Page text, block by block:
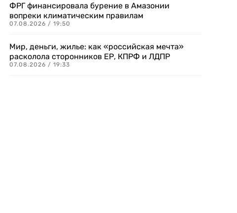
ФРГ финансировала бурение в Амазонии
вопреки климатическим правилам
07.08.2026 / 19:50
Мир, деньги, жилье: как «российская мечта»
расколола сторонников ЕР, КПРФ и ЛДПР
07.08.2026 / 19:33